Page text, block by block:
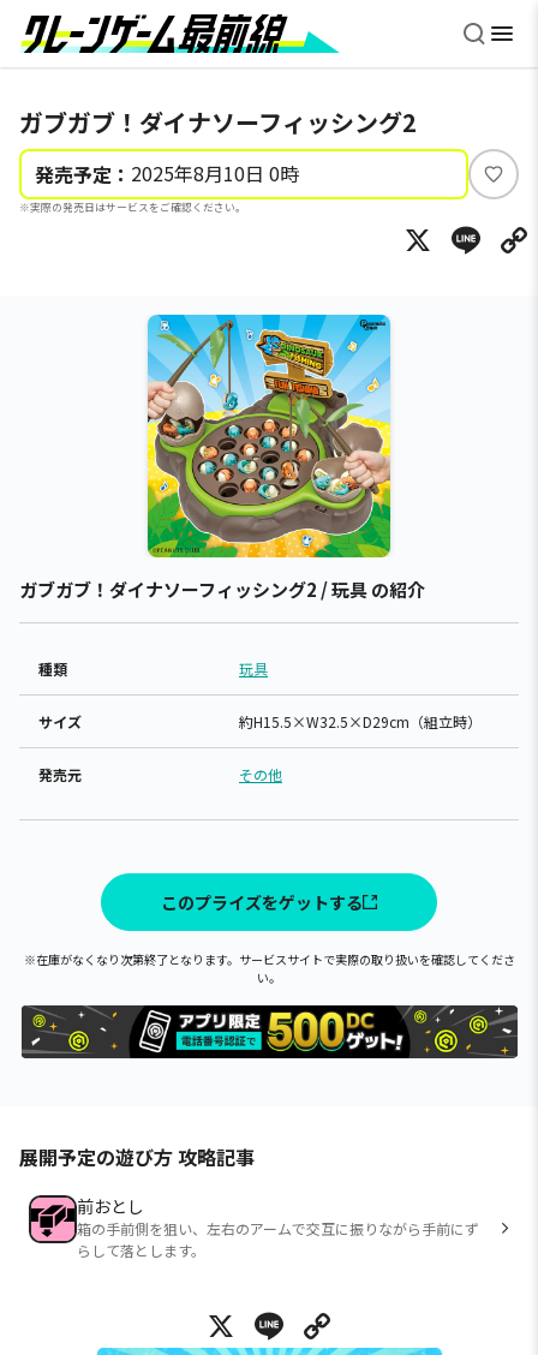
ガブガブ！ダイナソーフィッシング2
発売予定： 2025年8月10日 0時
※実際の発売日はサービスをご確認ください。
い
ね
X
ガブガブ！ダイナソーフィッシング2 / 玩具 の紹介
種類 玩具
サイズ 約H15.5×W32.5×D29cm（組立時）
発売元 その他
このプライズをゲットする
※在庫がなくなり次第終了となります。サービスサイトで実際の取り扱いを確認してくださ
い。
展開予定の遊び方 攻略記事
前おとし
箱の手前側を狙い、左右のアームで交互に振りながら手前にず
らして落とします。
X Line